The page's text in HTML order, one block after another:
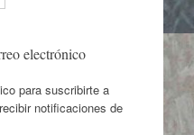
electrónico
para suscribirte a
notificaciones de